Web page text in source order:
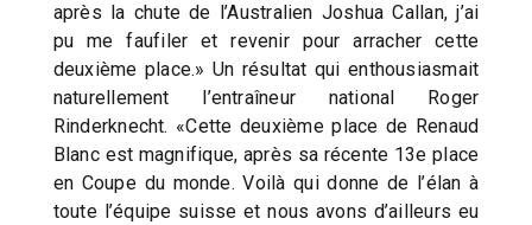
après la chute de l’Australien Joshua Callan, j’ai
pu me faufiler et revenir pour arracher cette
deuxième place.» Un résultat qui enthousiasmait
naturellement l’entraîneur national Roger
Rinderknecht. «Cette deuxième place de Renaud
Blanc est magnifique, après sa récente 13e place
en Coupe du monde. Voilà qui donne de l’élan à
toute l’équipe suisse et nous avons d’ailleurs eu